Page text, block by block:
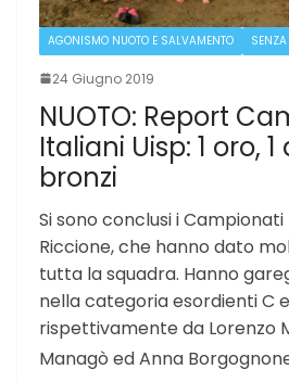
AGONISMO NUOTO E SALVAMENTO
24 Giugno 2019
NUOTO: Report
Italiani Uisp: 1 oro,
bronzi
Si sono conclusi i Campionati
Riccione, che hanno dato
tutta la squadra. Hanno
nella categoria esordienti C
rispettivamente da Lorenzo
Managò ed Anna